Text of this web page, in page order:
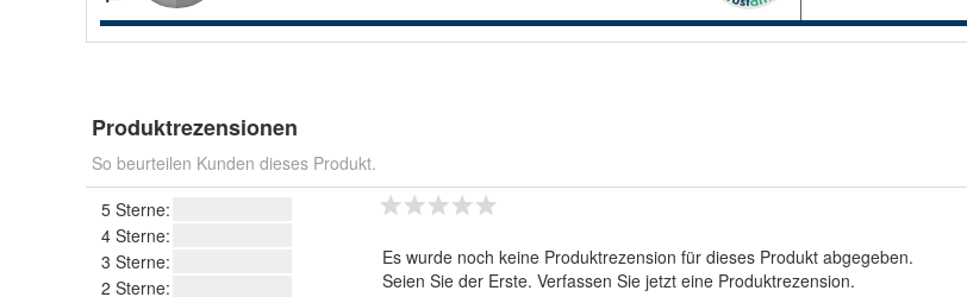
Produktrezensionen
So beurteilen Kunden dieses Produkt.
5 Sterne:
4 Sterne:
3 Sterne:
2 Sterne:
Es wurde noch keine Produktrezension für dieses Produkt abgegeben.
Seien Sie der Erste. Verfassen Sie jetzt eine Produktrezension.